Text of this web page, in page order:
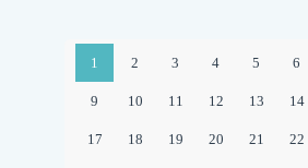
1 2 3 4 5 6
9 10 11 12 13 14
17 18 19 20 21 22